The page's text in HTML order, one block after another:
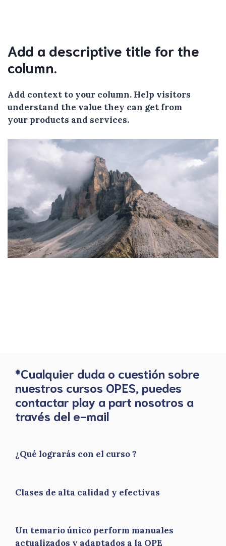
Add a descriptive title for the
column.
Add context to your column. Help visitors
understand the value they can get from
your products and services.
*Cualquier duda o cuestión sobre
nuestros cursos OPES, puedes
contactar play a part nosotros a
través del e-mail
¿Qué lograrás con el curso ?
Clases de alta calidad y efectivas
Un temario único perform manuales
actualizados y adaptados a la OPE